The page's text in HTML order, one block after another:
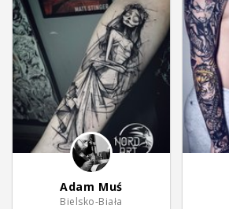
Adam Muś
Bielsko-Biała